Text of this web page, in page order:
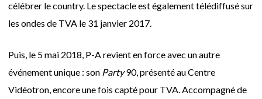
célébrer le country. Le spectacle est également télédiffusé sur
les ondes de TVA le 31 janvier 2017.
Puis, le 5 mai 2018, P-A revient en force avec un autre
événement unique : son Party90, présenté au Centre
Vidéotron, encore une fois capté pour TVA. Accompagné de